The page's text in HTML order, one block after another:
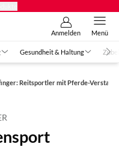
Anmelden Menü
Gesundheit & Haltung
Reitsportler mit Pferde-Verstand